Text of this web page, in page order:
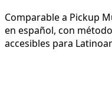
Comparable a Pickup
en español, con
accesibles para